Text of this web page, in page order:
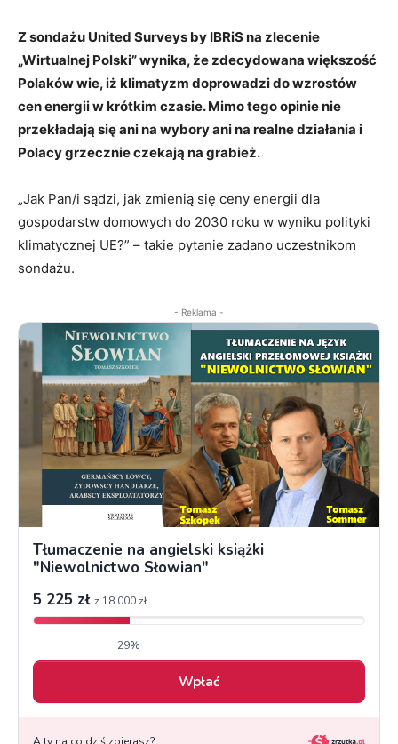
Z sondażu United Surveys by IBRiS na zlecenie
„Wirtualnej Polski” wynika, że zdecydowana większość
Polaków wie, iż klimatyzm doprowadzi do wzrostów
cen energii w krótkim czasie. Mimo tego opinie nie
przekładają się ani na wybory ani na realne działania i
Polacy grzecznie czekają na grabież.
„Jak Pan/i sądzi, jak zmienią się ceny energii dla
gospodarstw domowych do 2030 roku w wyniku polityki
klimatycznej UE?” – takie pytanie zadano uczestnikom
sondażu.
- Reklama -